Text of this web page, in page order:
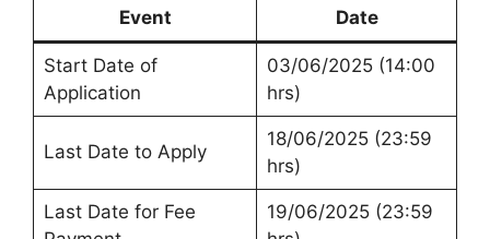
Event Date
Start Date of
Application
03/06/2025 (14:00
hrs)
Last Date to Apply
18/06/2025 (23:59
hrs)
Last Date for Fee
19/06/2025 (23:59